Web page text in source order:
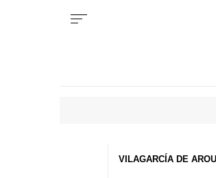
VILAGARCÍA DE